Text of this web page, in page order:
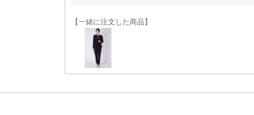
【一緒に注文した商品】